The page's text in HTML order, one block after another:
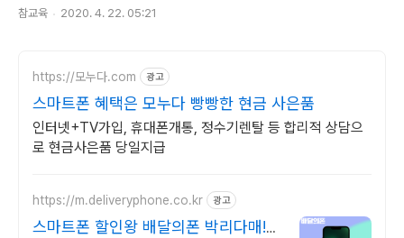
참교육 2020. 4. 22. 05:21
https://모누다.com 광고
스마트폰 혜택은 모누다 빵빵한 현금 사은품
인터넷+TV가입, 휴대폰개통, 정수기렌탈 등 합리적 상담으
로 현금사은품 당일지급
https://m.deliveryphone.co.kr 광고
스마트폰 할인왕 배달의폰 박리다매!